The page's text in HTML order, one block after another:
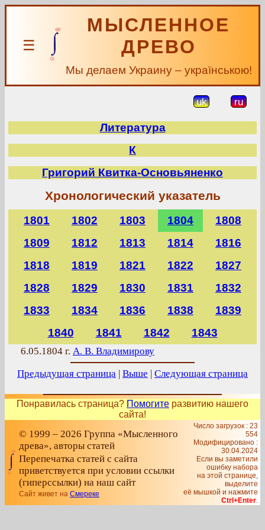
☰
МЫСЛЕННОЕ
ДРЕВО
Мы делаем Украину – українською!
uk ru
Литература
К
Григорий Квитка-Основьяненко
Хронологический указатель
1801 1802 1803 1804
1808
1809
1812 1813 1814
1816
1818
1819 1821 1822
1827
1828
1829 1830 1831
1832
1833
1834 1836 1838
1839
1840
1841 1842 1843
6.05.1804 г. А. В. Владимирову
Предыдущая страница | Выше | Следующая страница
Понравилась страница? Помогите развитию нашего
сайта!
© 1999 – 2026 Группа «Мысленного
древа», авторы статей
Перепечатка статей с сайта
приветствуется при условии ссылки
(гиперссылки) на наш сайт
Сайт живет на Смереке
Число загрузок : 23
554
Модифицировано :
30.04.2024
Если вы заметили
ошибку набора
на этой странице,
выделите
её мышкой и нажмите
Ctrl+Enter.